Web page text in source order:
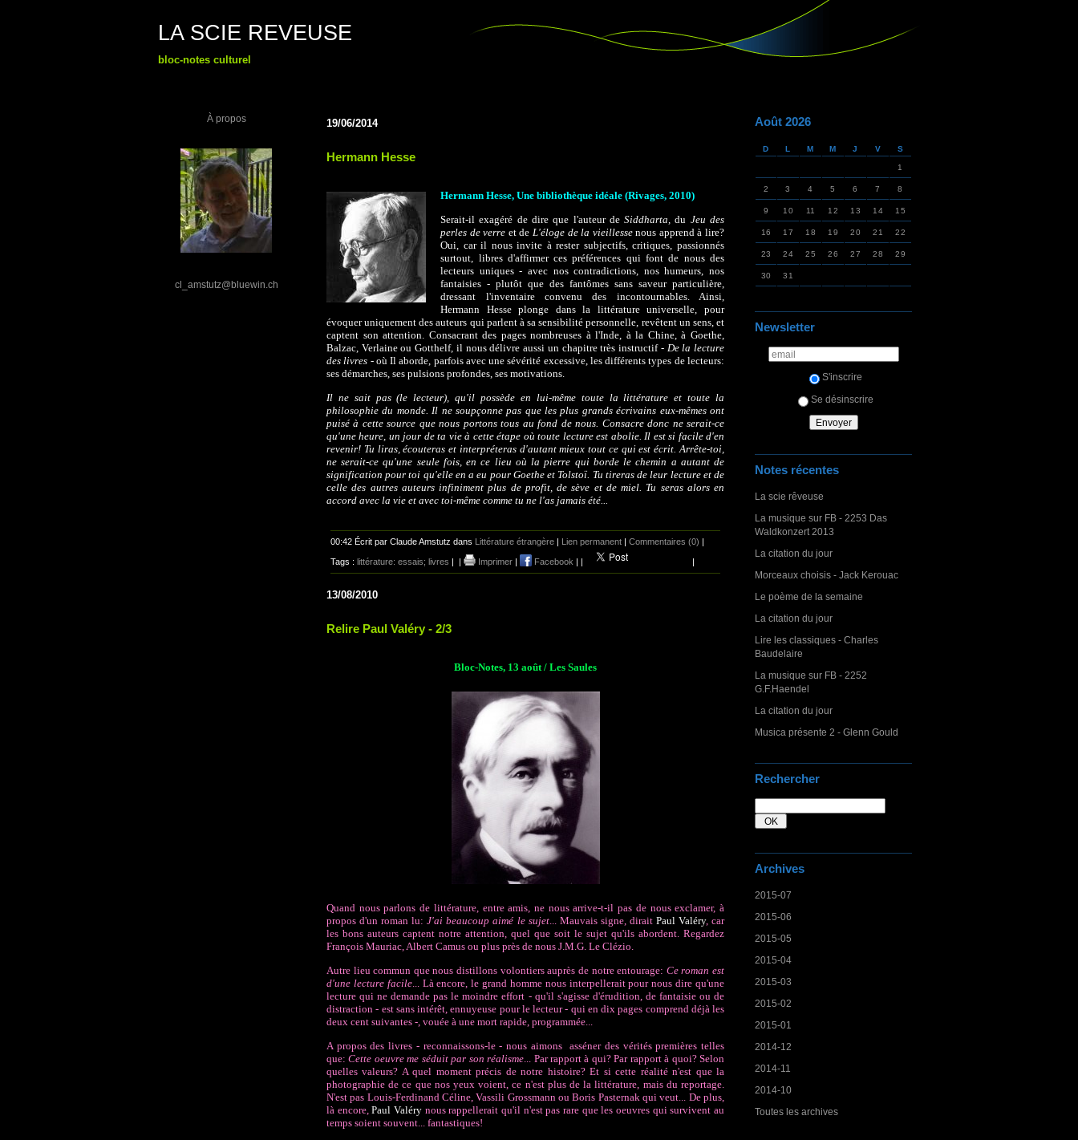
LA SCIE REVEUSE
bloc-notes culturel
À propos
cl_amstutz@bluewin.ch
Août 2026
D L M M J V S
1
2 3 4 5 6 7 8
9 10 11 12 13 14 15
16 17 18 19 20 21 22
23 24 25 26 27 28 29
30 31
Newsletter
S'inscrire
Se désinscrire
Notes récentes
La scie rêveuse
La musique sur FB - 2253 Das
Waldkonzert 2013
La citation du jour
Morceaux choisis - Jack Kerouac
Le poème de la semaine
La citation du jour
Lire les classiques - Charles
Baudelaire
La musique sur FB - 2252
G.F.Haendel
La citation du jour
Musica présente 2 - Glenn Gould
Rechercher
Archives
2015-07
2015-06
2015-05
2015-04
2015-03
2015-02
2015-01
2014-12
2014-11
2014-10
Toutes les archives
19/06/2014
Hermann Hesse
Hermann Hesse, Une bibliothèque idéale (Rivages, 2010)
Serait-il exagéré de dire que l'auteur de Siddharta, du Jeu des
perles de verre et de L'éloge de la vieillesse nous apprend à lire?
Oui, car il nous invite à rester subjectifs, critiques, passionnés
surtout, libres d'affirmer ces préférences qui font de nous des
lecteurs uniques - avec nos contradictions, nos humeurs, nos
fantaisies - plutôt que des fantômes sans saveur particulière,
dressant l'inventaire convenu des incontournables. Ainsi,
Hermann Hesse plonge dans la littérature universelle, pour
évoquer uniquement des auteurs qui parlent à sa sensibilité personnelle, revêtent un sens, et
captent son attention. Consacrant des pages nombreuses à l'Inde, à la Chine, à Goethe,
Balzac, Verlaine ou Gotthelf, il nous délivre aussi un chapitre très instructif - De la lecture
des livres - où Il aborde, parfois avec une sévérité excessive, les différents types de lecteurs:
ses démarches, ses pulsions profondes, ses motivations.
Il ne sait pas (le lecteur), qu'il possède en lui-même toute la littérature et toute la
philosophie du monde. Il ne soupçonne pas que les plus grands écrivains eux-mêmes ont
puisé à cette source que nous portons tous au fond de nous. Consacre donc ne serait-ce
qu'une heure, un jour de ta vie à cette étape où toute lecture est abolie. Il est si facile d'en
revenir! Tu liras, écouteras et interpréteras d'autant mieux tout ce qui est écrit. Arrête-toi,
ne serait-ce qu'une seule fois, en ce lieu où la pierre qui borde le chemin a autant de
signification pour toi qu'elle en a eu pour Goethe et Tolstoï. Tu tireras de leur lecture et de
celle des autres auteurs infiniment plus de profit, de sève et de miel. Tu seras alors en
accord avec la vie et avec toi-même comme tu ne l'as jamais été...
00:42 Écrit par Claude Amstutz dans Littérature étrangère | Lien permanent | Commentaires (0) |
Tags : littérature: essais; livres | | Imprimer | Facebook | | |
13/08/2010
Relire Paul Valéry - 2/3
Bloc-Notes, 13 août / Les Saules
Quand nous parlons de littérature, entre amis, ne nous arrive-t-il pas de nous exclamer, à
propos d'un roman lu: J'ai beaucoup aimé le sujet... Mauvais signe, dirait Paul Valéry, car
les bons auteurs captent notre attention, quel que soit le sujet qu'ils abordent. Regardez
François Mauriac, Albert Camus ou plus près de nous J.M.G. Le Clézio.
Autre lieu commun que nous distillons volontiers auprès de notre entourage: Ce roman est
d'une lecture facile... Là encore, le grand homme nous interpellerait pour nous dire qu'une
lecture qui ne demande pas le moindre effort - qu'il s'agisse d'érudition, de fantaisie ou de
distraction - est sans intérêt, ennuyeuse pour le lecteur - qui en dix pages comprend déjà les
deux cent suivantes -, vouée à une mort rapide, programmée...
A propos des livres - reconnaissons-le - nous aimons asséner des vérités premières telles
que: Cette oeuvre me séduit par son réalisme... Par rapport à qui? Par rapport à quoi? Selon
quelles valeurs? A quel moment précis de notre histoire? Et si cette réalité n'est que la
photographie de ce que nos yeux voient, ce n'est plus de la littérature, mais du reportage.
N'est pas Louis-Ferdinand Céline, Vassili Grossmann ou Boris Pasternak qui veut... De plus,
là encore, Paul Valéry nous rappellerait qu'il n'est pas rare que les oeuvres qui survivent au
temps soient souvent... fantastiques!